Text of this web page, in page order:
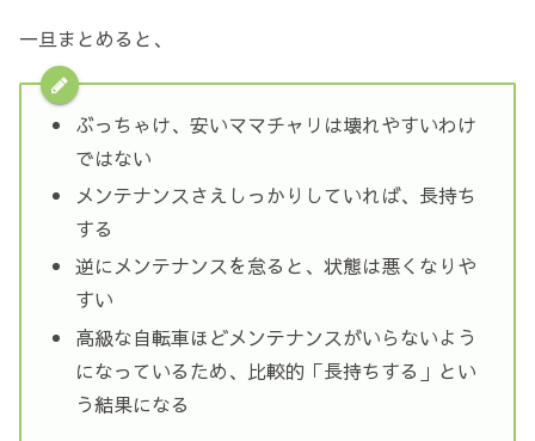
一旦まとめると、
ぶっちゃけ、安いママチャリは壊れやすいわけ
ではない
メンテナンスさえしっかりしていれば、長持ち
する
逆にメンテナンスを怠ると、状態は悪くなりや
すい
高級な自転車ほどメンテナンスがいらないよう
になっているため、比較的「長持ちする」とい
う結果になる